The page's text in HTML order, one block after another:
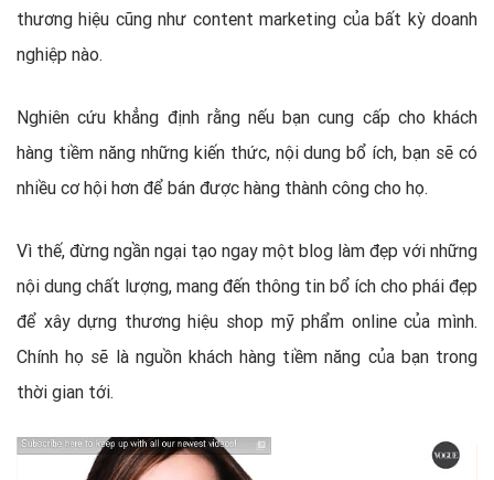
thương hiệu cũng như content marketing của bất kỳ doanh
nghiệp nào.
Nghiên cứu khẳng định rằng nếu bạn cung cấp cho khách
hàng tiềm năng những kiến thức, nội dung bổ ích, bạn sẽ có
nhiều cơ hội hơn để bán được hàng thành công cho họ.
Vì thế, đừng ngần ngại tạo ngay một blog làm đẹp với những
nội dung chất lượng, mang đến thông tin bổ ích cho phái đẹp
để xây dựng thương hiệu shop mỹ phẩm online của mình.
Chính họ sẽ là nguồn khách hàng tiềm năng của bạn trong
thời gian tới.